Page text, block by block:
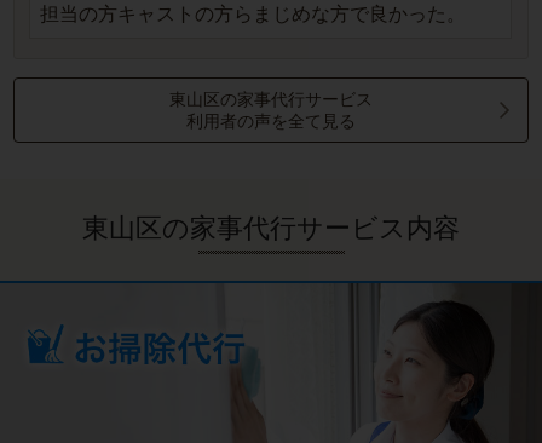
担当の方キャストの方らまじめな方で良かった。
東山区の家事代行サービス
利用者の声を全て見る
東山区の家事代行サービス内容